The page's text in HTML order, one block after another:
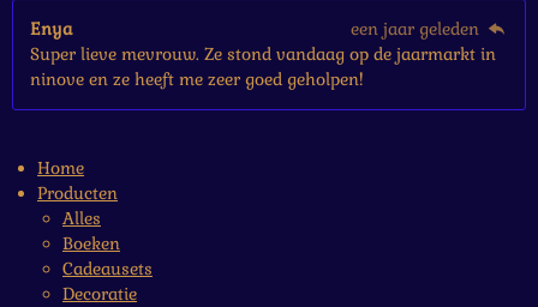
Enya
een jaar geleden
Super lieve mevrouw. Ze stond vandaag op de jaarmarkt in
ninove en ze heeft me zeer goed geholpen!
Home
Producten
Alles
Boeken
Cadeausets
Decoratie